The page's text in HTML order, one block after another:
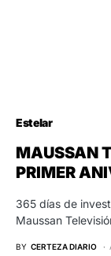
Estelar
MAUSSAN
PRIMER
365 días de
Maussan
BY CERTEZA DIARIO